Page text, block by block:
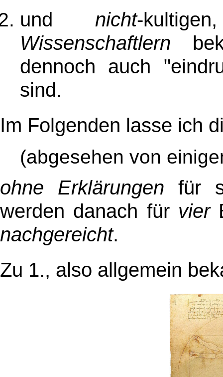
und nicht-
Wissenschaftlern
dennoch auch
sind.
Im Folgenden lasse ich
(abgesehen von
ohne Erklärungen für
werden danach für vier
nachgereicht.
Zu 1., also allgemein